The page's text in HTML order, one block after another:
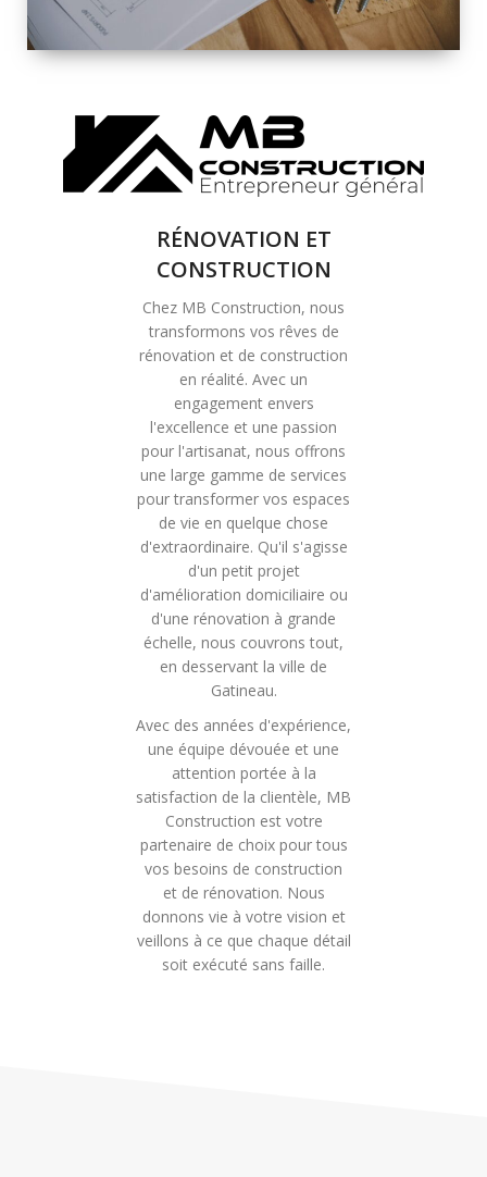
SOLUTIONS DE
RÉNOVATION
COMPLÈTE
RÉNOVATION ET
CONSTRUCTION
Chez MB Construction, nous
transformons vos rêves de
rénovation et de construction
en réalité. Avec un
engagement envers
l'excellence et une passion
pour l'artisanat, nous offrons
une large gamme de services
pour transformer vos espaces
de vie en quelque chose
d'extraordinaire. Qu'il s'agisse
d'un petit projet
d'amélioration domiciliaire ou
d'une rénovation à grande
échelle, nous couvrons tout,
en desservant la ville de
Gatineau.
Avec des années d'expérience,
une équipe dévouée et une
attention portée à la
satisfaction de la clientèle, MB
Construction est votre
partenaire de choix pour tous
vos besoins de construction
et de rénovation. Nous
donnons vie à votre vision et
veillons à ce que chaque détail
soit exécuté sans faille.